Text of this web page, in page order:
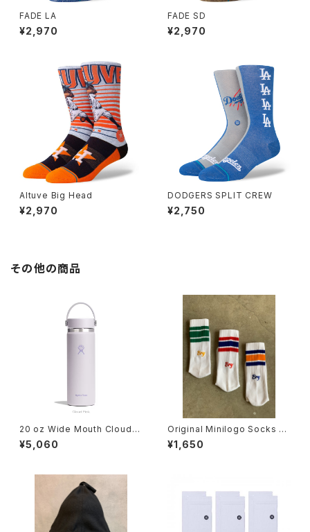
FADE LA
¥2,970
FADE SD
¥2,970
Altuve Big Head
¥2,970
DODGERS SPLIT CREW
¥2,750
その他の商品
20 oz Wide Mouth Cloud P
ink
¥5,060
Original Minilogo Socks N
o.0008
¥1,650